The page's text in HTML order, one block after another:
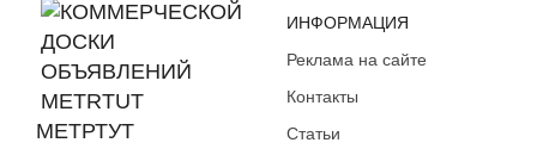
МЕТРТУТ
ИНФОРМАЦИЯ
Реклама на сайте
Контакты
Статьи